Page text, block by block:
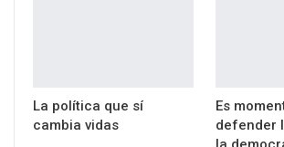
La política que sí
cambia vidas
Es
defender